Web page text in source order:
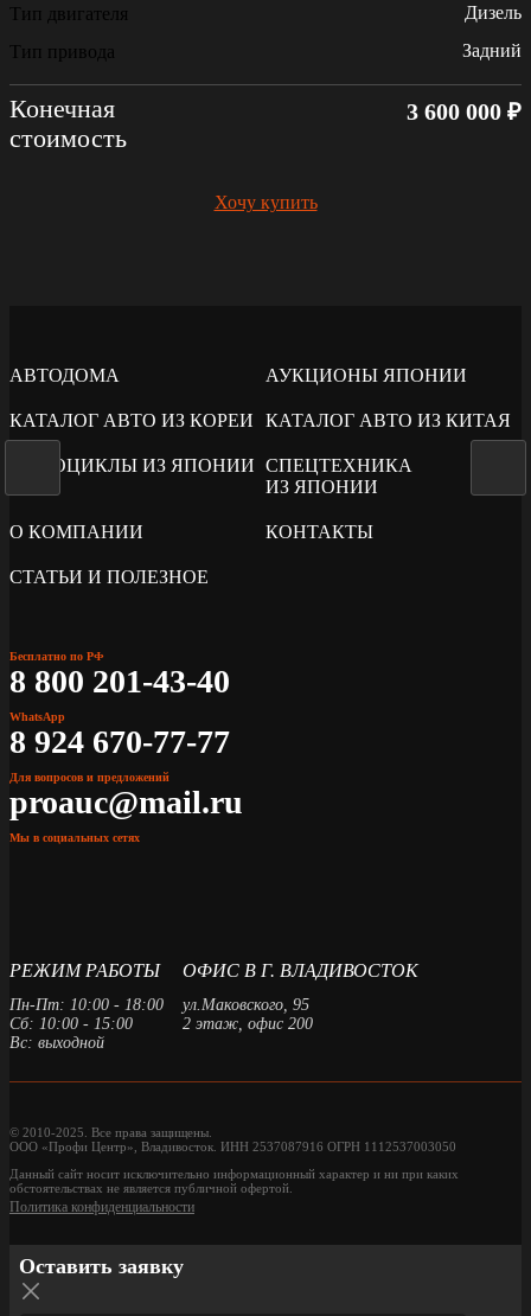
Тип двигателя
Дизель
Тип привода
Задний
Конечная
стоимость
3 600 000 ₽
Хочу купить
АВТОДОМА АУКЦИОНЫ ЯПОНИИ
КАТАЛОГ АВТО ИЗ КОРЕИ КАТАЛОГ АВТО ИЗ КИТАЯ
МОТОЦИКЛЫ ИЗ ЯПОНИИ СПЕЦТЕХНИКА
ИЗ ЯПОНИИ
О КОМПАНИИ КОНТАКТЫ
СТАТЬИ И ПОЛЕЗНОЕ
Бесплатно по РФ
8 800 201-43-40
WhatsApp
8 924 670-77-77
Для вопросов и предложений
proauc@mail.ru
Мы в социальных сетях
РЕЖИМ РАБОТЫ
Пн-Пт: 10:00 - 18:00
Сб: 10:00 - 15:00
Вс: выходной
ОФИС В Г. ВЛАДИВОСТОК
ул.Маковского, 95
2 этаж, офис 200
© 2010-2025. Все права защищены.
ООО «Профи Центр», Владивосток. ИНН 2537087916 ОГРН 1112537003050
Данный сайт носит исключительно информационный характер и ни при каких
обстоятельствах не является публичной офертой.
Политика конфиденциальности
Оставить заявку